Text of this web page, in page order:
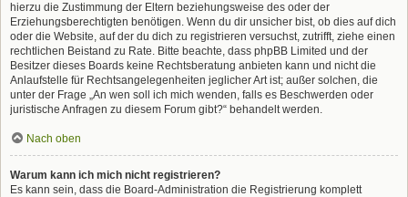
hierzu die Zustimmung der Eltern beziehungsweise des oder der
Erziehungsberechtigten benötigen. Wenn du dir unsicher bist, ob dies auf dich
oder die Website, auf der du dich zu registrieren versuchst, zutrifft, ziehe einen
rechtlichen Beistand zu Rate. Bitte beachte, dass phpBB Limited und der
Besitzer dieses Boards keine Rechtsberatung anbieten kann und nicht die
Anlaufstelle für Rechtsangelegenheiten jeglicher Art ist; außer solchen, die
unter der Frage „An wen soll ich mich wenden, falls es Beschwerden oder
juristische Anfragen zu diesem Forum gibt?“ behandelt werden.
Nach oben
Warum kann ich mich nicht registrieren?
Es kann sein, dass die Board-Administration die Registrierung komplett